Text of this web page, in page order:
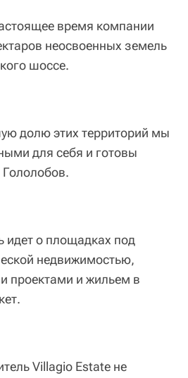
время компании
неосвоенных земель
шоссе.
долю этих территорий мы
для себя и готовы
Гололобов.
идет о площадках под
недвижимостью,
проектами и жильем в
Villagio Estate не